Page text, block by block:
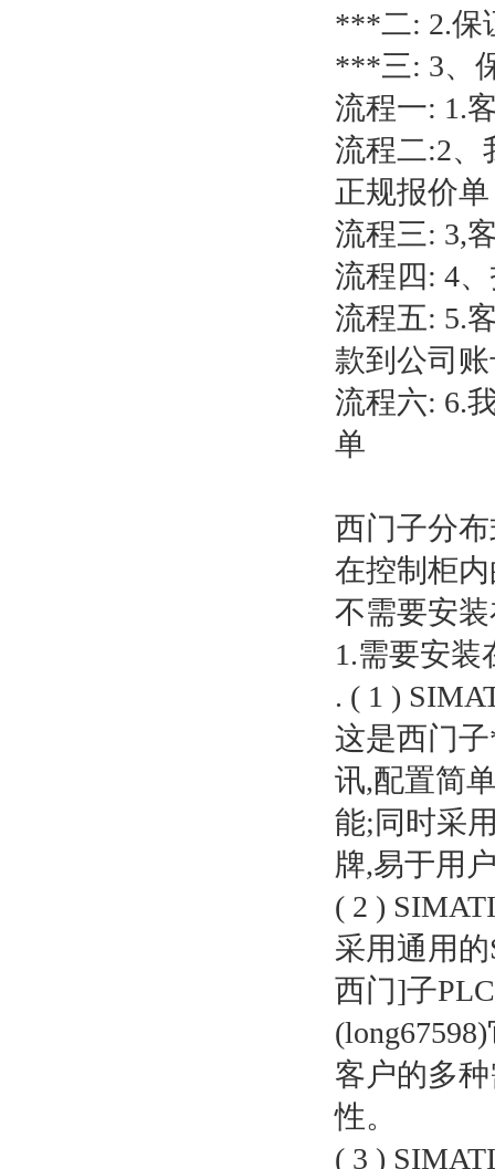
***二: 2.保
***三: 3、
流程一: 1.
流程二:2、
正规报价单
流程三: 3,
流程四: 4
流程五: 5.
款到公司
流程六: 6.
单
西门子分
在控制柜
不需要安
1.需要安装
. ( 1 )
这是西门
讯,配置简
能;同时采
牌,易于用
( 2 )
采用通用
西门]子
客户的多
性。
( 3 )